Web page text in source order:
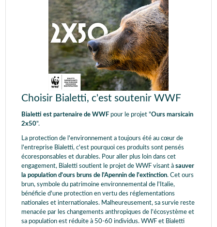
Choisir Bialetti, c'est soutenir WWF
Bialetti est partenaire de WWF pour le projet "Ours marsicain
2x50".
La protection de l'environnement a toujours été au cœur de
l'entreprise Bialetti, c'est pourquoi ces produits sont pensés
écoresponsables et durables. Pour aller plus loin dans cet
engagement, Bialetti soutient le projet de WWF visant à sauver
la population d'ours bruns de l'Apennin de l'extinction. Cet ours
brun, symbole du patrimoine environnemental de l'Italie,
bénéficie d'une protection en vertu des réglementations
nationales et internationales. Malheureusement, sa survie reste
menacée par les changements anthropiques de l'écosystème et
sa population est réduite à 50-60 individus. WWF et Bialetti